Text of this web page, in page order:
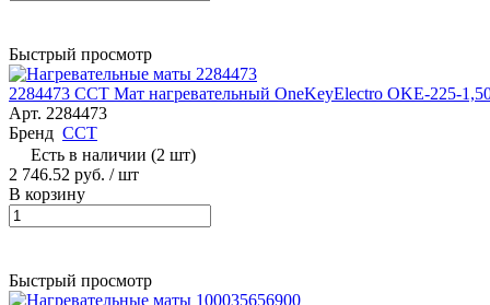
Быстрый просмотр
2284473 ССТ Мат нагревательный OneKeyElectro OKE-225-
Арт. 2284473
Бренд ССТ
Есть в наличии (2 шт)
2 746.52 руб. / шт
В корзину
Быстрый просмотр